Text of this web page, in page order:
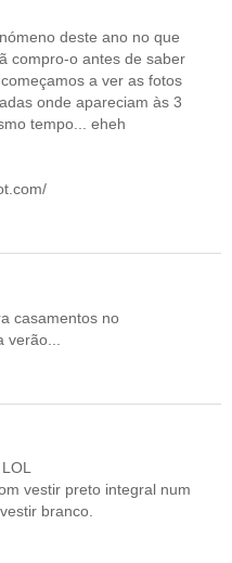
deste ano no que
compro-o antes de saber
a ver as fotos
onde apareciam às 3
tempo... eheh
casamentos no
vestir preto integral num
branco.